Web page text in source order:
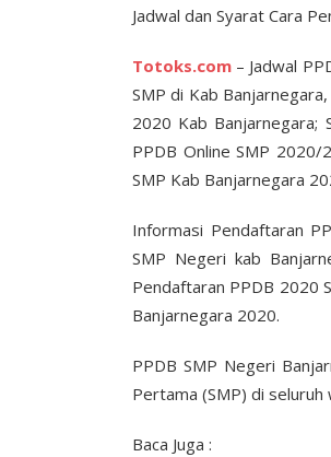
Jadwal dan Syarat Cara
Totoks.com – Jadwal
SMP di Kab
2020 Kab Banjarnegara;
PPDB Online SMP
SMP Kab Banjarnegara
Informasi Pendaftaran
SMP Negeri kab
Pendaftaran PPDB 2020
Banjarnegara 2020.
PPDB SMP Negeri
Pertama (SMP) di seluruh
Baca Juga :